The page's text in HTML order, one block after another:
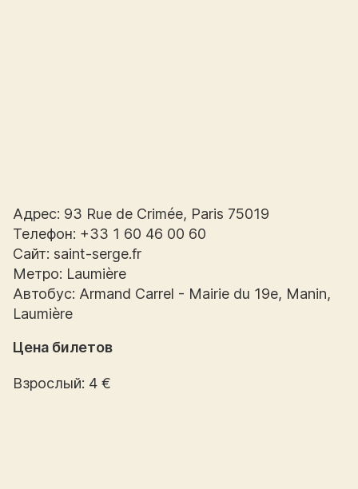
Адрес: 93 Rue de Crimée, Paris 75019
Телефон: +33 1 60 46 00 60
Сайт: saint-serge.fr
Метро: Laumière
Автобус: Armand Carrel - Mairie du 19e, Manin,
Laumière
Цена билетов
Взрослый: 4 €